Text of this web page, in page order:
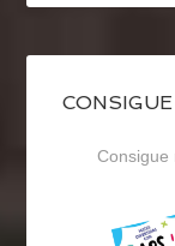
Consigue